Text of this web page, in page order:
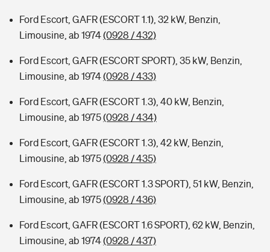
Ford Escort, GAFR (ESCORT 1.1), 32 kW, Benzin,
Limousine, ab 1974(0928 / 432)
Ford Escort, GAFR (ESCORT SPORT), 35 kW, Benzin,
Limousine, ab 1974(0928 / 433)
Ford Escort, GAFR (ESCORT 1.3), 40 kW, Benzin,
Limousine, ab 1975(0928 / 434)
Ford Escort, GAFR (ESCORT 1.3), 42 kW, Benzin,
Limousine, ab 1975(0928 / 435)
Ford Escort, GAFR (ESCORT 1.3 SPORT), 51 kW, Benzin,
Limousine, ab 1975(0928 / 436)
Ford Escort, GAFR (ESCORT 1.6 SPORT), 62 kW, Benzin,
Limousine, ab 1974(0928 / 437)